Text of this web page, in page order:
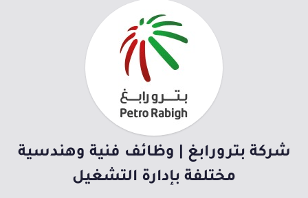
شركة بترورابغ | وظائف فنية وهندسية
مختلفة بإدارة التشغيل